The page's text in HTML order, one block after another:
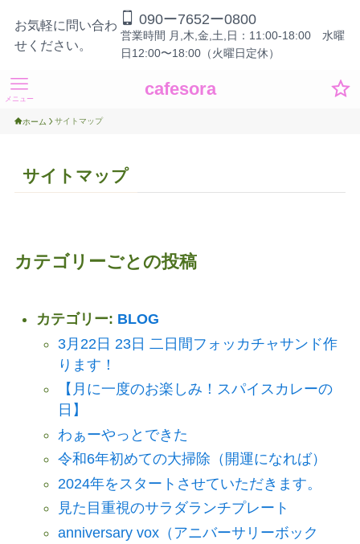
お気軽に問い合わ
せください。
090ー7652ー0800
営業時間 月,木,金,土,日：11:00-18:00 水曜
日12:00〜18:00（火曜日定休）
cafesora
メニュー
ホーム サイトマップ
サイトマップ
カテゴリーごとの投稿
カテゴリー: BLOG
3月22日 23日 二日間フォッカチャサンド作
ります！
【月に一度のお楽しみ！スパイスカレーの
日】
わぁーやっとできた
令和6年初めての大掃除（開運になれば）
2024年をスタートさせていただきます。
見た目重視のサラダランチプレート
anniversary vox（アニバーサリーボック